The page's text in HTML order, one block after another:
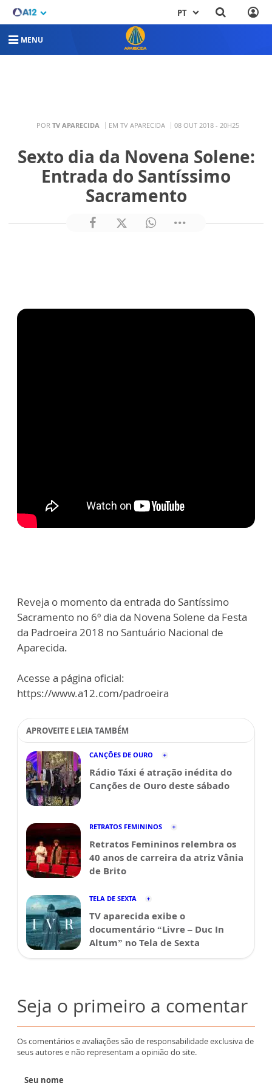
PT
MENU
POR TV APARECIDA EM TV APARECIDA 08 OUT 2018 - 20H25
Sexto dia da Novena Solene:
Entrada do Santíssimo
Sacramento
Reveja o momento da entrada do Santíssimo
Sacramento no 6º dia da Novena Solene da Festa
da Padroeira 2018 no Santuário Nacional de
Aparecida.
Acesse a página oficial:
https://www.a12.com/padroeira
APROVEITE E LEIA TAMBÉM
CANÇÕES DE OURO
Rádio Táxi é atração inédita do
Canções de Ouro deste sábado
RETRATOS FEMININOS
Retratos Femininos relembra os
40 anos de carreira da atriz Vânia
de Brito
TELA DE SEXTA
TV aparecida exibe o
documentário “Livre – Duc In
Altum” no Tela de Sexta
Seja o primeiro a comentar
Os comentários e avaliações são de responsabilidade exclusiva de
seus autores e não representam a opinião do site.
Seu nome